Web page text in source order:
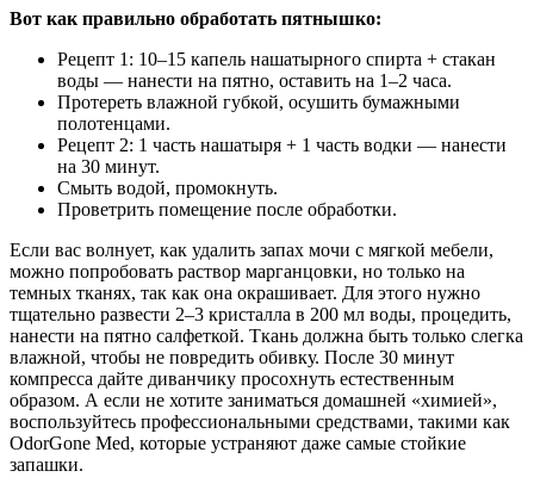
Вот как правильно обработать пятнышко:
Рецепт 1: 10–15 капель нашатырного спирта + стакан
воды — нанести на пятно, оставить на 1–2 часа.
Протереть влажной губкой, осушить бумажными
полотенцами.
Рецепт 2: 1 часть нашатыря + 1 часть водки — нанести
на 30 минут.
Смыть водой, промокнуть.
Проветрить помещение после обработки.
Если вас волнует, как удалить запах мочи с мягкой мебели,
можно попробовать раствор марганцовки, но только на
темных тканях, так как она окрашивает. Для этого нужно
тщательно развести 2–3 кристалла в 200 мл воды, процедить,
нанести на пятно салфеткой. Ткань должна быть только слегка
влажной, чтобы не повредить обивку. После 30 минут
компресса дайте диванчику просохнуть естественным
образом. А если не хотите заниматься домашней «химией»,
воспользуйтесь профессиональными средствами, такими как
OdorGone Med, которые устраняют даже самые стойкие
запашки.